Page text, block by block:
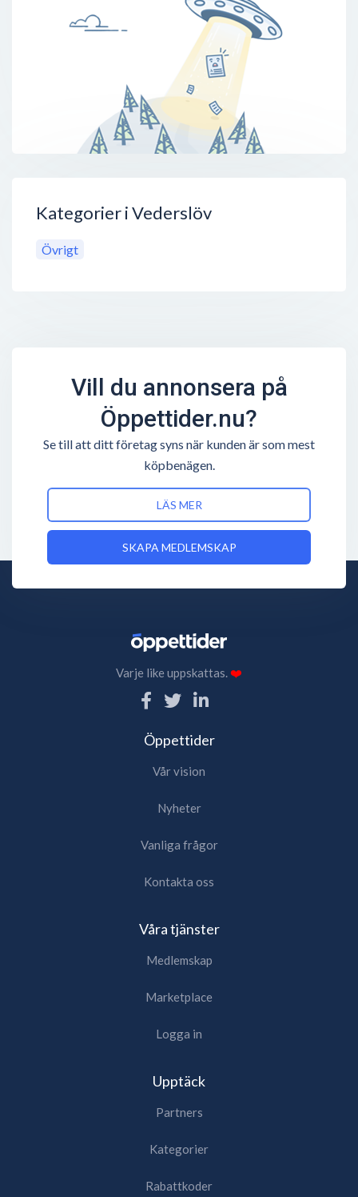
Kategorier i Vederslöv
Övrigt
Vill du annonsera på
Öppettider.nu?
Se till att ditt företag syns när kunden är som mest
köpbenägen.
LÄS MER
SKAPA MEDLEMSKAP
Varje like uppskattas.❤️
Öppettider
Vår vision
Nyheter
Vanliga frågor
Kontakta oss
Våra tjänster
Medlemskap
Marketplace
Logga in
Upptäck
Partners
Kategorier
Rabattkoder